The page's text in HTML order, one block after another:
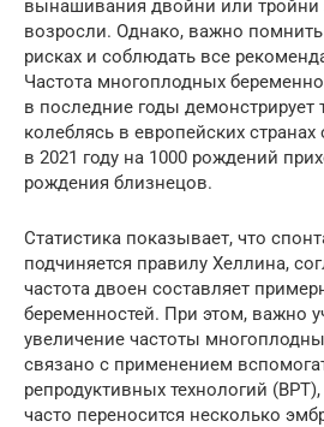
вынашивания двойни или тройни
возросли. Однако, важно
рисках и соблюдать все
Частота многоплодных
в последние годы демонстрирует
колеблясь в европейских
в 2021 году на 1000 рождений
рождения близнецов.
Статистика показывает, что
подчиняется правилу Хеллина,
частота двоен составляет
беременностей. При этом, важно
увеличение частоты
связано с применением
репродуктивных технологий
часто переносится несколько